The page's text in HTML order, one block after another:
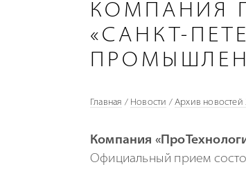
КОМПАНИЯ
«САНКТ-
Главная / Новости /Архив новостей
Компания
Официальный прием